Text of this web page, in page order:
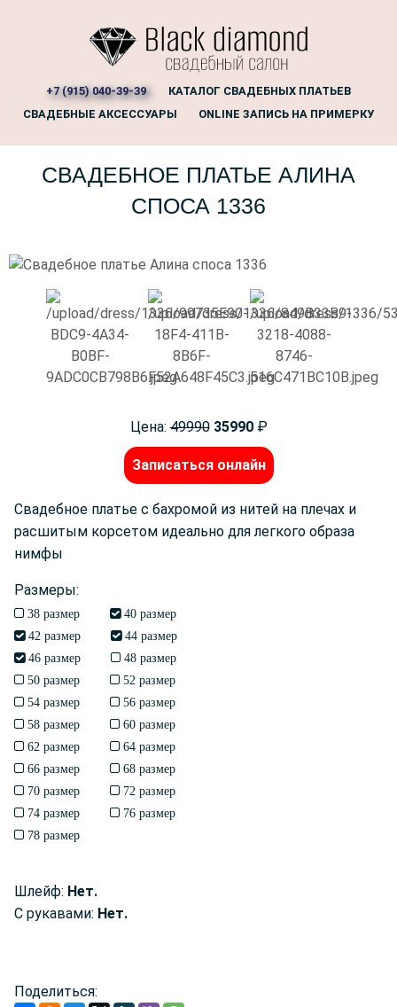
+7 (915) 040-39-39
КАТАЛОГ СВАДЕБНЫХ ПЛАТЬЕВ
СВАДЕБНЫЕ АКСЕССУАРЫ
ONLINE ЗАПИСЬ НА ПРИМЕРКУ
СВАДЕБНОЕ ПЛАТЬЕ АЛИНА
СПОСА 1336
Цена:49990 35990₽
Записаться онлайн
Свадебное платье с бахромой из нитей на плечах и
расшитым корсетом идеально для легкого образа
нимфы
Размеры:
38 размер
40 размер
42 размер
44 размер
46 размер
48 размер
50 размер
52 размер
54 размер
56 размер
58 размер
60 размер
62 размер
64 размер
66 размер
68 размер
70 размер
72 размер
74 размер
76 размер
78 размер
Шлейф: Нет.
С рукавами: Нет.
Поделиться: